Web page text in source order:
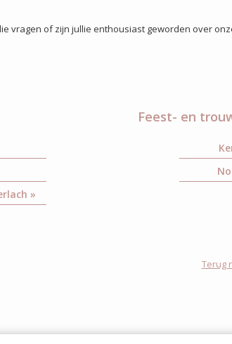
vragen of zijn jullie enthousiast geworden over
Feest- en
»
Terug